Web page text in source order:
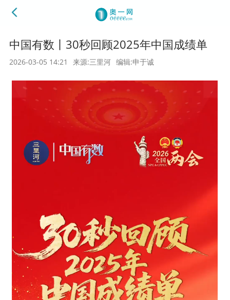
中国有数丨30秒回顾2025年中国成绩单
2026-03-05 14:21 来源:三里河 编辑:申于诚